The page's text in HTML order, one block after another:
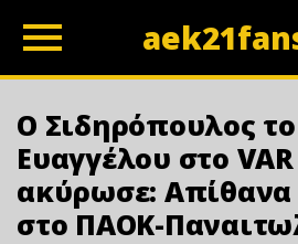
Ο Σιδηρόπουλος
Ευαγγέλου στο
ακύρωσε:
στο ΠΑΟΚ-